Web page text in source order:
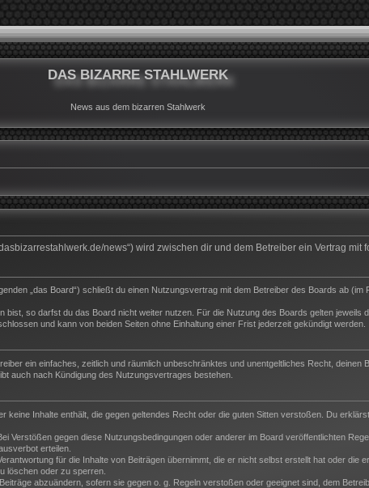
DAS BIZARRE STAHLWERK
News aus dem bizarren Stahlwerk
news“) wird zwischen dir und dem Betreiber ein Vertrag
„das Board“) schließt du einen Nutzungsvertrag mit dem Betreiber des Boards ab
bist, so darfst du das Board nicht weiter nutzen. Für die Nutzung des Boards gelten jeweils
und kann von beiden Seiten ohne Einhaltung einer Frist jederzeit gekündigt werden.
ein einfaches, zeitlich und räumlich unbeschränktes und unentgeltliches Recht, deinen
auch nach Kündigung des Nutzungsvertrages bestehen.
keine Inhalte enthält, die gegen geltendes Recht oder die guten Sitten verstoßen. Du
Verstößen gegen diese Nutzungsbedingungen oder anderer im Board veröffentlichten
erteilen.
für die Inhalte von Beiträgen übernimmt, die er nicht selbst erstellt hat oder die
löschen oder zu sperren.
abzuändern, sofern sie gegen o. g. Regeln verstoßen oder geeignet sind, dem